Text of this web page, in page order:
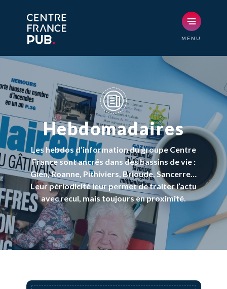
Hebdomadaires
Les hebdos d’information du groupe Centre
France sont ancrés dans des bassins de vie :
Gien, Roanne, Pithiviers, Brioude, Sancerre…
Leur périodicité leur permet de traiter l’actu
avec recul, mais toujours en proximité.